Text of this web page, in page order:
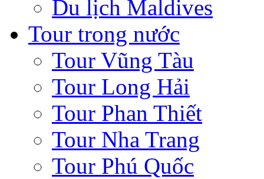
Du lịch Maldives
Tour trong nước
Tour Vũng Tàu
Tour Long Hải
Tour Phan Thiết
Tour Nha Trang
Tour Phú Quốc